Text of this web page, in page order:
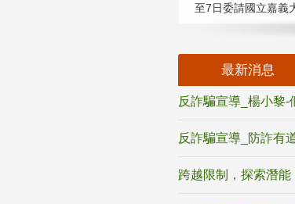
至7日委請國立嘉義
最新消息
反詐騙宣導_楊小黎-
反詐騙宣導_防詐有
跨越限制，探索潛